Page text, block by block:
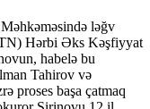
ləğv
Hərbi Əks Kəşfiyyat
habelə bu
Tahirov və
proses başa çatmaq